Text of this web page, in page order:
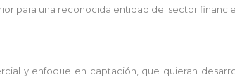
para una reconocida entidad del sector
y enfoque en captación, que quieran